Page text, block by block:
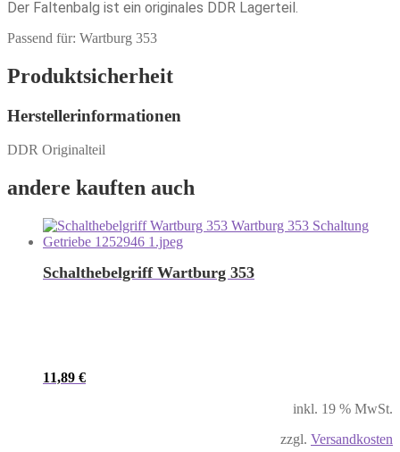
Der Faltenbalg ist ein originales DDR Lagerteil.
Passend für: Wartburg 353
Produktsicherheit
Herstellerinformationen
DDR Originalteil
andere kauften auch
Schalthebelgriff Wartburg 353
11,89 €
inkl. 19 % MwSt.
zzgl. Versandkosten